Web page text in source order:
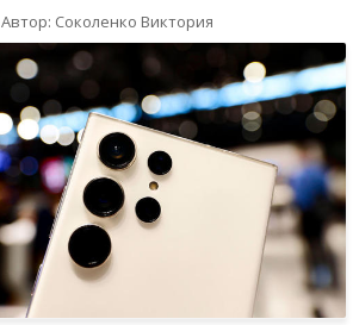
Автор: Соколенко Виктория